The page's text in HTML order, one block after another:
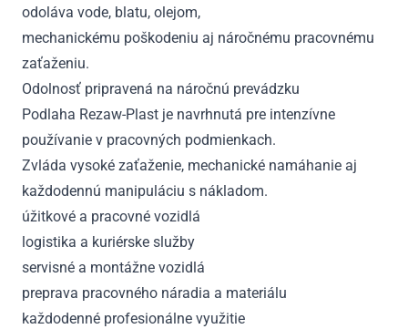
odoláva vode, blatu, olejom,
mechanickému poškodeniu aj náročnému pracovnému
zaťaženiu.
Odolnosť pripravená na náročnú prevádzku
Podlaha Rezaw-Plast je navrhnutá pre intenzívne
používanie v pracovných podmienkach.
Zvláda vysoké zaťaženie, mechanické namáhanie aj
každodennú manipuláciu s nákladom.
úžitkové a pracovné vozidlá
logistika a kuriérske služby
servisné a montážne vozidlá
preprava pracovného náradia a materiálu
každodenné profesionálne využitie